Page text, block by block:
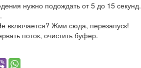
нужно подождать от 5 до 15 секунд.
включается? Жми сюда, перезапуск!
поток, очистить буфер.